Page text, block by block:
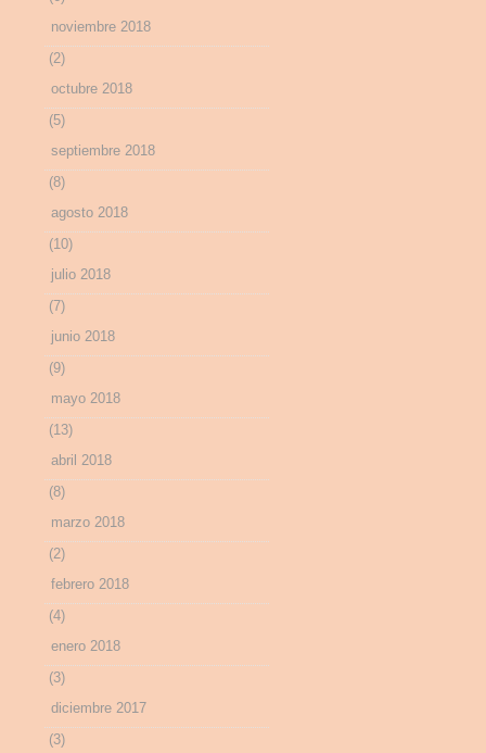
noviembre 2018
(2)
octubre 2018
(5)
septiembre 2018
(8)
agosto 2018
(10)
julio 2018
(7)
junio 2018
(9)
mayo 2018
(13)
abril 2018
(8)
marzo 2018
(2)
febrero 2018
(4)
enero 2018
(3)
diciembre 2017
(3)